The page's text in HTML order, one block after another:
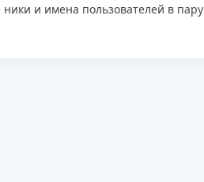
и имена пользователей в пару